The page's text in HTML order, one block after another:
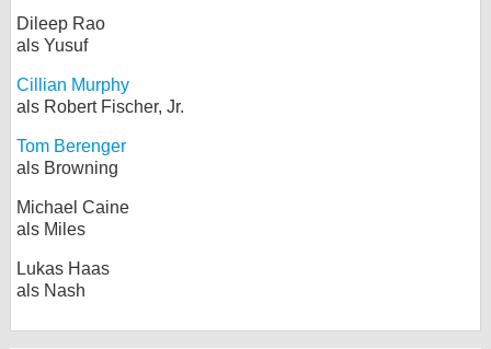
Dileep Rao
als Yusuf
Cillian Murphy
als Robert Fischer, Jr.
Tom Berenger
als Browning
Michael Caine
als Miles
Lukas Haas
als Nash